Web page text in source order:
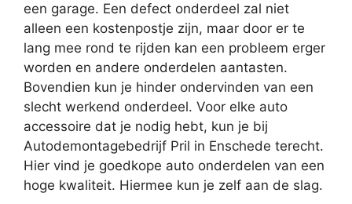
een garage. Een defect onderdeel zal niet
alleen een kostenpostje zijn, maar door er te
lang mee rond te rijden kan een probleem erger
worden en andere onderdelen aantasten.
Bovendien kun je hinder ondervinden van een
slecht werkend onderdeel. Voor elke auto
accessoire dat je nodig hebt, kun je bij
Autodemontagebedrijf Pril in Enschede terecht.
Hier vind je goedkope auto onderdelen van een
hoge kwaliteit. Hiermee kun je zelf aan de slag.